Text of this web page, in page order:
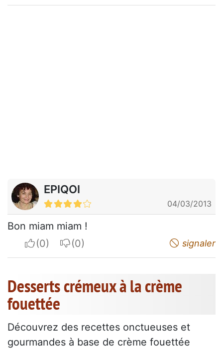
EPIQOI
04/03/2013
Bon miam miam !
I apreciateI do not appreciate signaler
Desserts crémeux à la crème
fouettée
Découvrez des recettes onctueuses et
gourmandes à base de crème fouettée